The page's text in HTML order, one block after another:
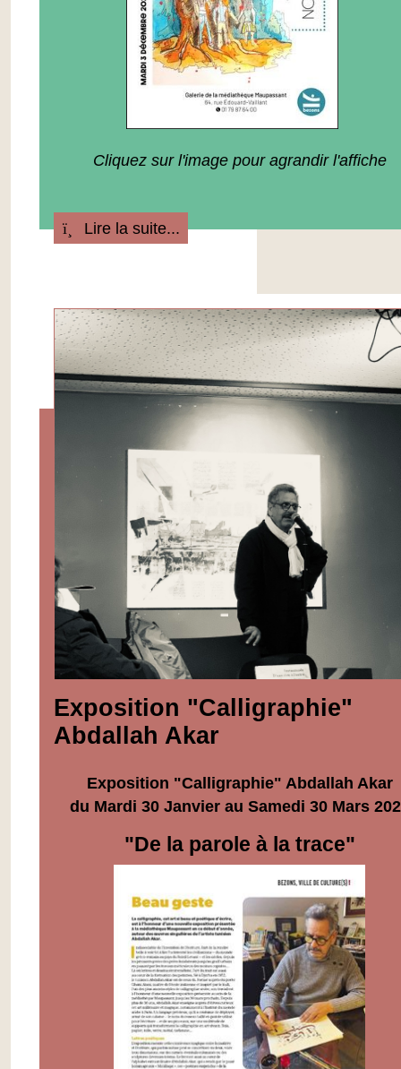
Cliquez sur l'image pour agrandir l'affiche
Lire la suite...
Exposition "Calligraphie"
Abdallah Akar
Exposition "Calligraphie" Abdallah Akar
du Mardi 30 Janvier au Samedi 30 Mars
"De la parole à la trace"